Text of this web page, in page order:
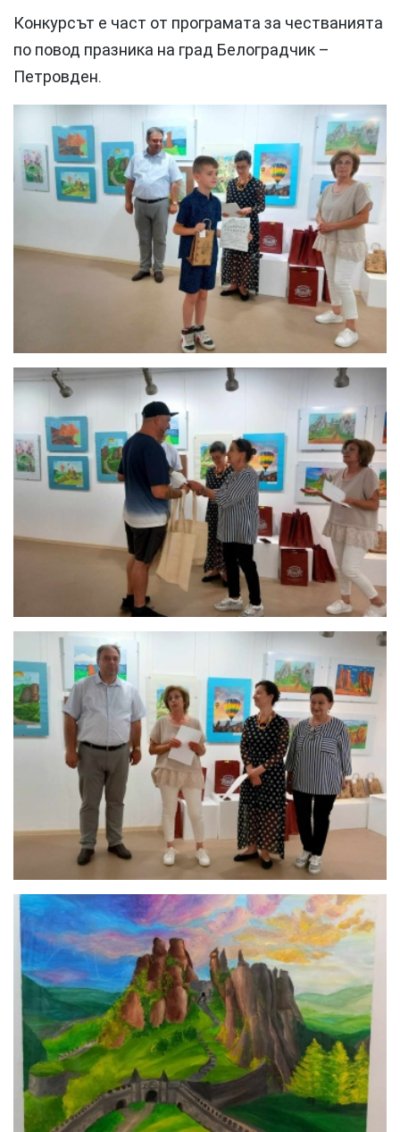
Конкурсът е част от програмата за честванията
по повод празника на град Белоградчик –
Петровден.